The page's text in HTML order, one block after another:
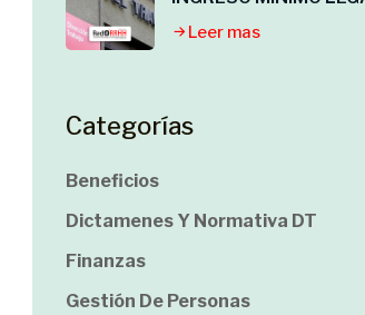
Leer mas
Categorías
Beneficios
Dictamenes Y Normativa DT
Finanzas
Gestión De Personas